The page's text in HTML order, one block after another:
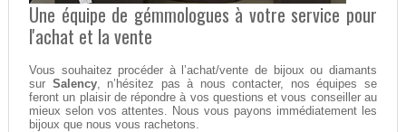
Une équipe de gémmologues à votre service pour
l'achat et la vente
Vous souhaitez procéder à l’achat/vente de bijoux ou diamants
sur Salency, n’hésitez pas à nous contacter, nos équipes se
feront un plaisir de répondre à vos questions et vous conseiller au
mieux selon vos attentes. Nous vous payons immédiatement les
bijoux que nous vous rachetons.